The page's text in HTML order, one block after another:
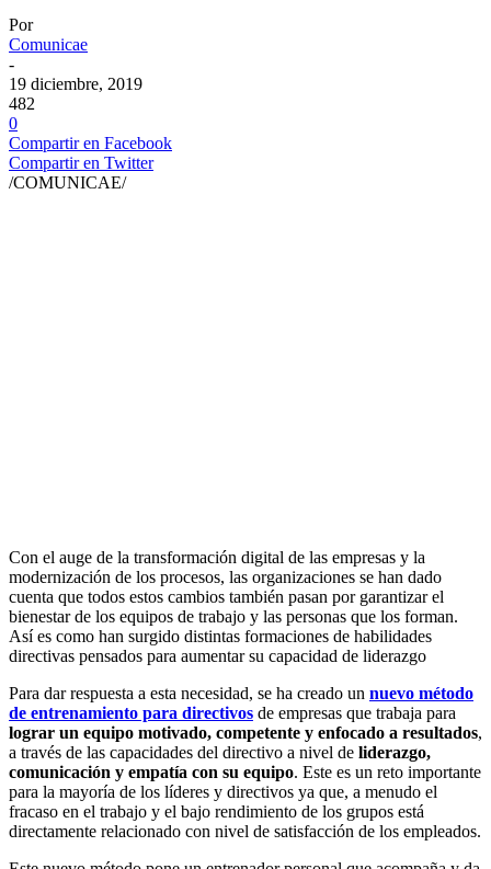
Por
Comunicae
-
19 diciembre, 2019
482
0
Compartir en Facebook
Compartir en Twitter
/COMUNICAE/
Con el auge de la transformación digital de las empresas y la
modernización de los procesos, las organizaciones se han dado
cuenta que todos estos cambios también pasan por garantizar el
bienestar de los equipos de trabajo y las personas que los forman.
Así es como han surgido distintas formaciones de habilidades
directivas pensados para aumentar su capacidad de liderazgo
Para dar respuesta a esta necesidad, se ha creado un nuevo método
de entrenamiento para directivos de empresas que trabaja para
lograr un equipo motivado, competente y enfocado a resultados,
a través de las capacidades del directivo a nivel de liderazgo,
comunicación y empatía con su equipo. Este es un reto importante
para la mayoría de los líderes y directivos ya que, a menudo el
fracaso en el trabajo y el bajo rendimiento de los grupos está
directamente relacionado con nivel de satisfacción de los empleados.